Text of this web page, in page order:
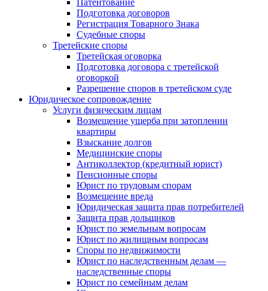
Патентование
Подготовка договоров
Регистрация Товарного Знака
Судебные споры
Третейские споры
Третейская оговорка
Подготовка договора с третейской
оговоркой
Разрешение споров в третейском суде
Юридическое сопровождение
Услуги физическим лицам
Возмещение ущерба при затоплении
квартиры
Взыскание долгов
Медицинские споры
Антиколлектор (кредитный юрист)
Пенсионные споры
Юрист по трудовым спорам
Возмещение вреда
Юридическая защита прав потребителей
Защита прав дольщиков
Юрист по земельным вопросам
Юрист по жилищным вопросам
Споры по недвижимости
Юрист по наследственным делам —
наследственные споры
Юрист по семейным делам